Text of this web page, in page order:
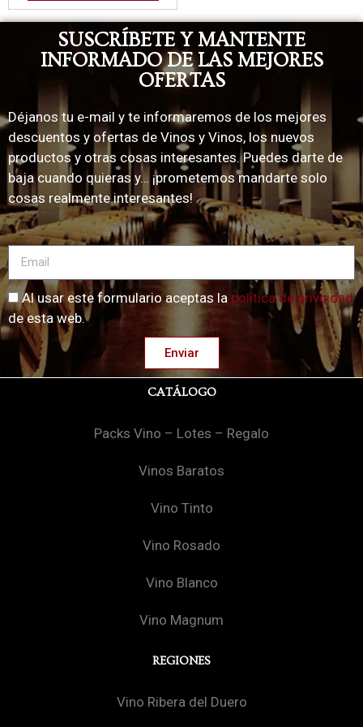
SUSCRÍBETE Y MANTENTE
INFORMADO DE LAS MEJORES
OFERTAS
Déjanos tu e-mail y te informaremos de los mejores
descuentos y ofertas de Vinos y Vinos, los nuevos
productos y otras cosas interesantes. Puedes darte de
baja cuando quieras y… ¡prometemos mandarte solo
cosas realmente interesantes!
Al usar este formulario aceptas la política de privcidad
de esta web.
Enviar
CATÁLOGO
Packs Vino – Lotes – Regalo
Vinos Baratos
Vino Tinto
Vino Rosado
Vino Blanco
Vino Magnum
REGIONES
Vino Ribera del Duero